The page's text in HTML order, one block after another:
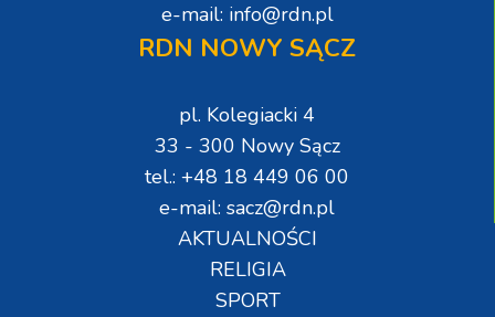
e-mail: info@rdn.pl
RDN NOWY SĄCZ
pl. Kolegiacki 4
33 - 300 Nowy Sącz
tel.: +48 18 449 06 00
e-mail: sacz@rdn.pl
AKTUALNOŚCI
RELIGIA
SPORT